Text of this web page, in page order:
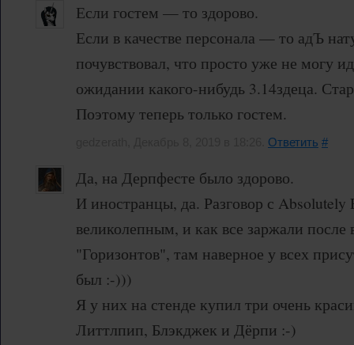
Если гостем — то здорово.
Если в качестве персонала — то адЪ
почувствовал, что просто уже не могу
ожидании какого-нибудь 3.14здеца.
Поэтому теперь только гостем.
Ответить #
Да, на Дерпфесте было здорово.
И иностранцы, да. Разговор с
великолепным, и как все заржали
"Горизонтов", там наверное у всех
был :-)))
Я у них на стенде купил три очень
Литтлпип, Блэкджек и Дёрпи :-)